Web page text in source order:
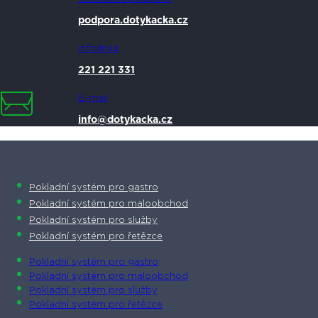
podpora.dotykacka.cz
Infolinka
221 221 331
E-mail
info@dotykacka.cz
Pokladní systém pro gastro
Pokladní systém pro maloobchod
Pokladní systém pro služby
Pokladní systém pro řetězce
Pokladní systém pro gastro
Pokladní systém pro maloobchod
Pokladní systém pro služby
Pokladní systém pro řetězce